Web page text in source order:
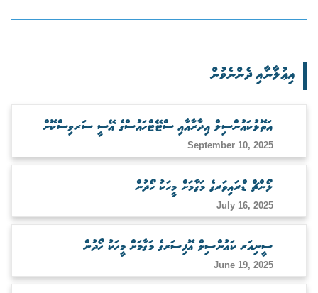
އިޢުލާނާއި ދެންނެވުން
އަތޮޅުކައުންސިލް އިދާރާއާއި ސްޓޭޓްހައުސްގެ އޭސީ ސަރވިސްކޮށް
ބަލަހައްޓާނެ ފަރާތެއް ހޯދުން
September 10, 2025
ލޯންޗް ޑްރައިވަރގެ މަގާމަށް މީހަކު ހޯދުން
July 16, 2025
ސީނިއަރ ކައުންސިލް އޮފިސަރގެ މަގާމަށް މީހަކު ހޯދުން
June 19, 2025